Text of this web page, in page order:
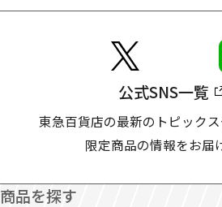
公式SNS一覧
東急百貨店の最新のトピックス
限定商品の情報をお届
商品を探す